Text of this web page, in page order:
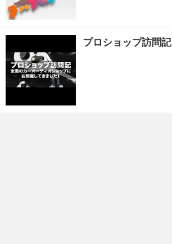
プロショップ訪問記